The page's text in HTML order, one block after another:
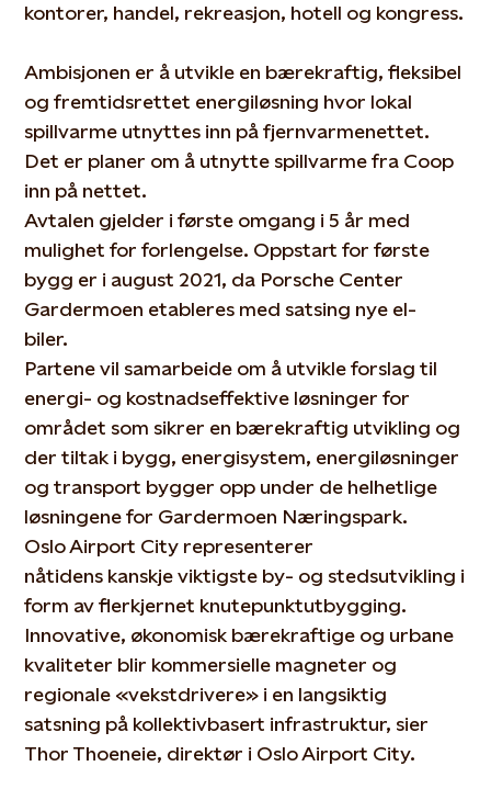
kontorer, handel, rekreasjon, hotell og kongress.
Ambisjonen er å utvikle en bærekraftig, fleksibel
og fremtidsrettet energiløsning hvor lokal
spillvarme utnyttes inn på fjernvarmenettet.
Det er planer om å utnytte spillvarme fra Coop
inn på nettet.
Avtalen gjelder i første omgang i 5 år med
mulighet for forlengelse. Oppstart for første
bygg er i august 2021, da Porsche Center
Gardermoen etableres med satsing nye el-
biler.
Partene vil samarbeide om å utvikle forslag til
energi- og kostnadseffektive løsninger for
området som sikrer en bærekraftig utvikling og
der tiltak i bygg, energisystem, energiløsninger
og transport bygger opp under de helhetlige
løsningene for Gardermoen Næringspark.
Oslo Airport City representerer
nåtidens kanskje viktigste by- og stedsutvikling i
form av flerkjernet knutepunktutbygging.
Innovative, økonomisk bærekraftige og urbane
kvaliteter blir kommersielle magneter og
regionale «vekstdrivere» i en langsiktig
satsning på kollektivbasert infrastruktur, sier
Thor Thoeneie, direktør i Oslo Airport City.